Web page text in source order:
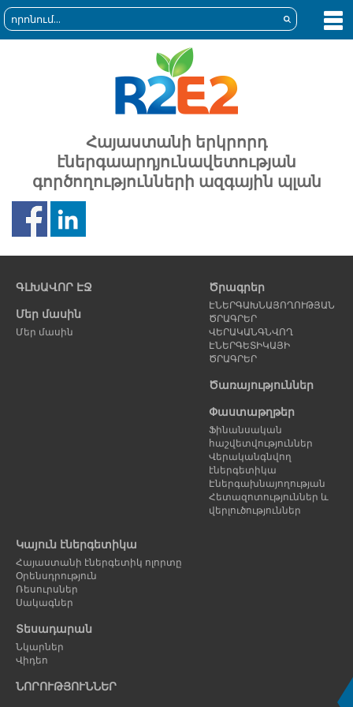
Հայաստանի երկրորդ
էներգաարդյունավետության
գործողությունների ազգային պլան
էջ
ԳԼԽԱՎՈՐ ԷՋ
Մեր մասին
Մեր մասին
Ծրագրեր
ԷՆԵՐԳԱԽՆԱՅՈՂՈՒԹՅԱՆ
ԾՐԱԳՐԵՐ
ՎԵՐԱԿԱՆԳՆՎՈՂ
ԷՆԵՐԳԵՏԻԿԱՅԻ
ԾՐԱԳՐԵՐ
Ծառայություններ
Փաստաթղթեր
Ֆինանսական
հաշվետվություններ
Վերականգնվող
էներգետիկա
Էներգախնայողության
Հետազոտություններ և
վերլուծություններ
Կայուն էներգետիկա
Հայաստանի էներգետիկ ոլորտը
Օրենսդրություն
Ռեսուրսներ
Սակագներ
Տեսադարան
Նկարներ
Վիդեո
ՆՈՐՈՒԹՅՈՒՆՆԵՐ